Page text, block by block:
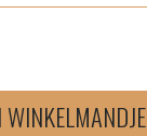
WINKELMANDJE